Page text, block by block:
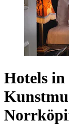
Hotels in